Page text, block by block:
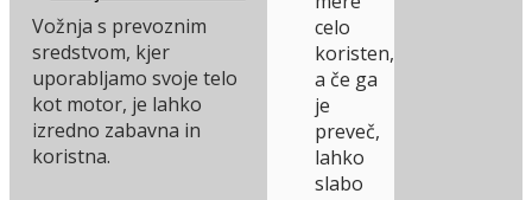
celo
koristen,
a če ga
je
preveč,
lahko
slabo
Vožnja s prevoznim
sredstvom, kjer
uporabljamo svoje telo
kot motor, je lahko
izredno zabavna in
koristna.